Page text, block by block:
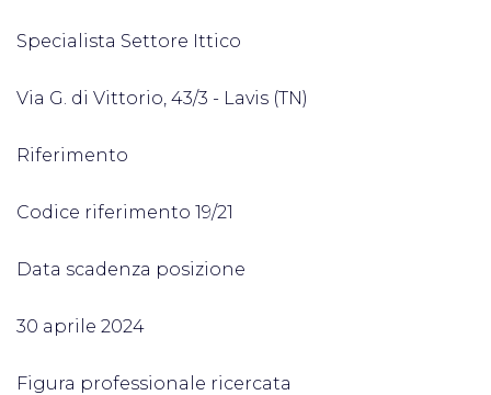
Specialista Settore Ittico
Via G. di Vittorio, 43/3 - Lavis (TN)
Riferimento
Codice riferimento 19/21
Data scadenza posizione
30 aprile 2024
Figura professionale ricercata